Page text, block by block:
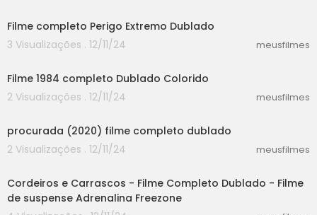
Filme completo Perigo Extremo Dublado
3 Visualizações . 12/11/24
meusfilmes
Filme 1984 completo Dublado Colorido
2 Visualizações . 12/11/24
meusfilmes
procurada (2020) filme completo dublado
2 Visualizações . 12/11/24
meusfilmes
Cordeiros e Carrascos - Filme Completo Dublado - Filme
de suspense Adrenalina Freezone